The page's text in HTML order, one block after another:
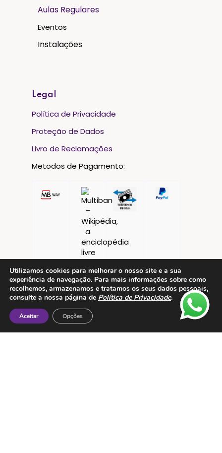
Aulas Regulares
Eventos
Instalações
Legal
Política de Privacidade
Proteção de Dados
Livro de Reclamações
Metodos de Pagamento:
Contactos
Utilizamos cookies para melhorar o nosso site e a sua
experiência de navegação. Para mais informações sobre como
recolhemos, armazenamos e tratamos os seus dados pessoais,
consulte a nossa página de Política de Privacidade.
Aceitar Opções